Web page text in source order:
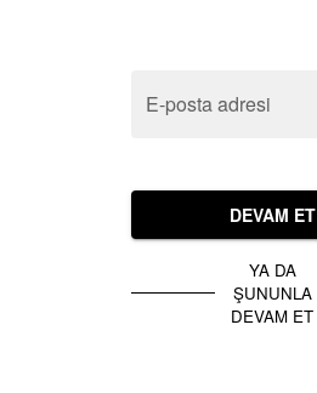
E-posta adresi
DEVAM ET
YA DA
ŞUNUNLA
DEVAM ET